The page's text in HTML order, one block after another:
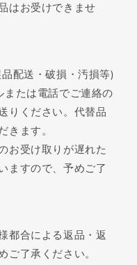
はお受けできませ
配送・破損・汚損等)
たは電話でご連絡の
りください。代替品
きます。
お受け取りが遅れた
ますので、予めご了
都合による返品・返
ご了承ください。